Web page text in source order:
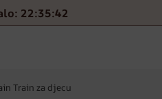
22:35:41
Train za djecu